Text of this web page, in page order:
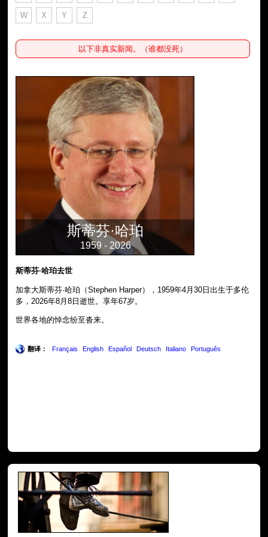
W X Y Z
以下非真实新闻。（谁都没死）
斯蒂芬·哈珀
1959 - 2026
斯蒂芬·哈珀去世
加拿大斯蒂芬·哈珀（Stephen Harper），1959年4月30日出生于多伦
多，2026年8月8日逝世。享年67岁。
世界各地的悼念纷至沓来。
翻译： Français English Español Deutsch Italiano Português